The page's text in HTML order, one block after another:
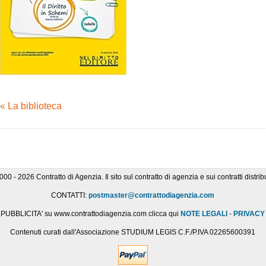
« La biblioteca
- 2026 Contratto di Agenzia. Il sito sul contratto di agenzia e sui contratti
CONTATTI:postmaster@contrattodiagenzia.com
PUBBLICITA' su www.contrattodiagenzia.com clicca quiNOTE LEGALI -PRIVACY
Contenuti curati dall'Associazione STUDIUM LEGIS C.F./P.IVA 02265600391